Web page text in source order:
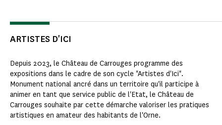
ARTISTES D'ICI
Depuis 2023, le Château de Carrouges programme des
expositions dans le cadre de son cycle "Artistes d'Ici".
Monument national ancré dans un territoire qu'il participe à
animer en tant que service public de l'Etat, le Château de
Carrouges souhaite par cette démarche valoriser les pratiques
artistiques en amateur des habitants de l'Orne.